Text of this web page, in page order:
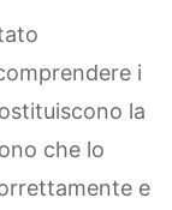
i
la
che lo
e